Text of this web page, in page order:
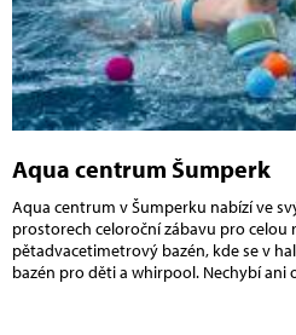
Aqua centrum Šumperk
Aqua centrum v Šumperku nabízí ve
prostorech celoroční zábavu pro celou
pětadvacetimetrový bazén, kde se v
bazén pro děti a whirpool. Nechybí ani